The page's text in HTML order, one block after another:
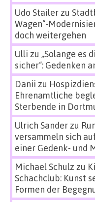
Udo Stailerzu
Wagen“-
doch weitergehen
Ulli zu „Solange es
sicher“: Gedenken
Danii zu
Ehrenamtliche
Sterbende in
Ulrich Sanderzu
versammeln sich
einer Gedenk- und
Michael Schulz zu
Schachclub: Kunst
Formen der